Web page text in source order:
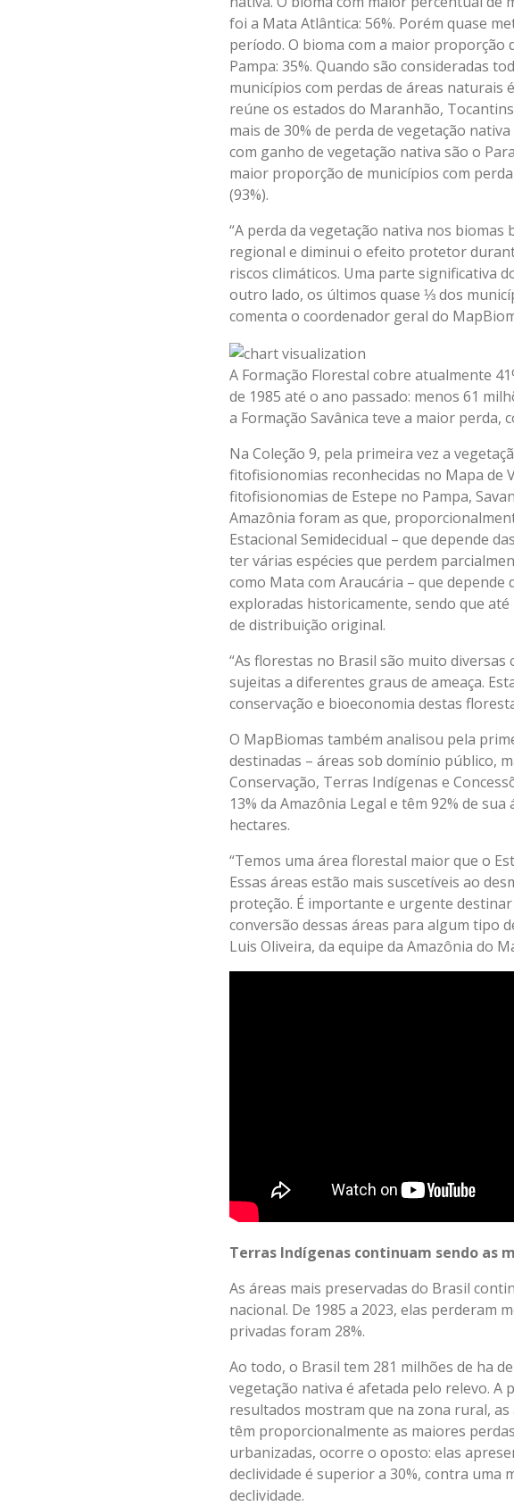
foi a Mata Atlântica: 56%. Porém quase
período. O bioma com a maior proporção
Pampa: 35%. Quando são consideradas
municípios com perdas de áreas naturais
reúne os estados do Maranhão,
mais de 30% de perda de vegetação
com ganho de vegetação nativa são o
maior proporção de municípios com
(93%).
“A perda da vegetação nativa nos
regional e diminui o efeito protetor
riscos climáticos. Uma parte significativa
outro lado, os últimos quase ⅓ dos
comenta o coordenador geral do
A Formação Florestal cobre atualmente
de 1985 até o ano passado: menos 61
a Formação Savânica teve a maior perda,
Na Coleção 9, pela primeira vez a
fitofisionomias reconhecidas no Mapa de
fitofisionomias de Estepe no Pampa,
Amazônia foram as que,
Estacional Semidecidual – que depende
ter várias espécies que perdem
como Mata com Araucária – que
exploradas historicamente, sendo que
de distribuição original.
“As florestas no Brasil são muito diversas
sujeitas a diferentes graus de ameaça.
conservação e bioeconomia destas
O MapBiomas também analisou pela
destinadas – áreas sob domínio público,
Conservação, Terras Indígenas e
13% da Amazônia Legal e têm 92% de
hectares.
“Temos uma área florestal maior que o
Essas áreas estão mais suscetíveis ao
proteção. É importante e urgente
conversão dessas áreas para algum tipo
Luis Oliveira, da equipe da Amazônia do
Terras Indígenas continuam sendo as
As áreas mais preservadas do Brasil
nacional. De 1985 a 2023, elas perderam
privadas foram 28%.
Ao todo, o Brasil tem 281 milhões de ha
vegetação nativa é afetada pelo relevo. A
resultados mostram que na zona rural, as
têm proporcionalmente as maiores
urbanizadas, ocorre o oposto: elas
declividade é superior a 30%, contra uma
declividade.